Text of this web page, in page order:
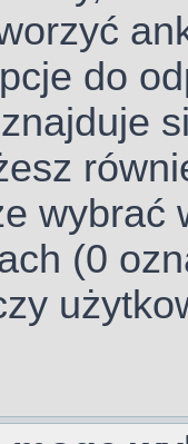
do
wybrać
(0